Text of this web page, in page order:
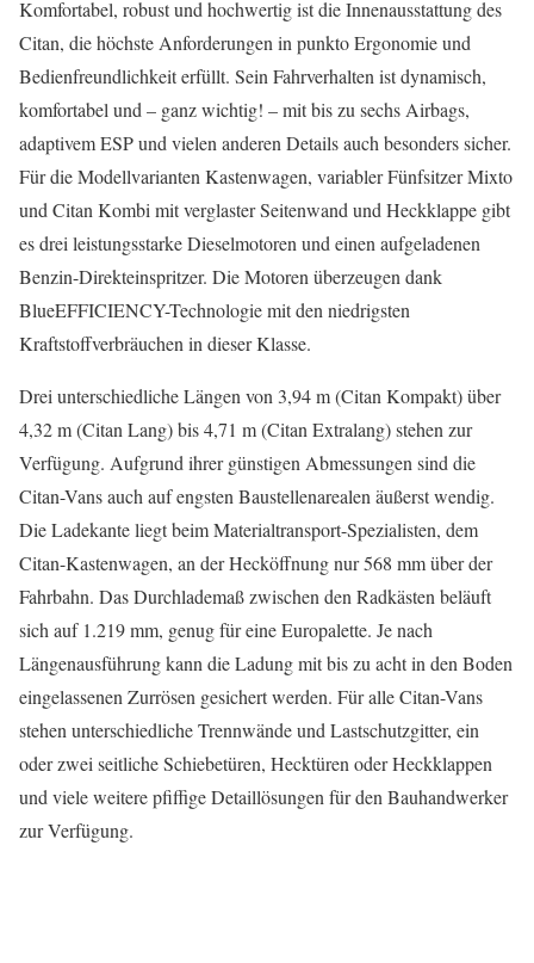
Komfortabel, robust und hochwertig ist die Innenausstattung des
Citan, die höchste Anforderungen in punkto Ergonomie und
Bedienfreund­lichkeit erfüllt. Sein Fahrverhalten ist dynamisch,
komfortabel und – ganz wichtig! – mit bis zu sechs Airbags,
adaptivem ESP und vielen anderen Details auch besonders sicher.
Für die Modellvarianten Kastenwagen, variabler Fünfsitzer Mixto
und Citan Kombi mit verglaster Seitenwand und Heckklappe gibt
es drei leistungsstarke Dieselmotoren und einen aufgeladenen
Benzin-Direkteinspritzer. Die Motoren überzeugen dank
BlueEFFICIENCY-Technologie mit den niedrigsten
Kraftstoffverbräuchen in dieser Klasse.
Drei unterschiedliche Längen von 3,94 m (Citan Kompakt) über
4,32 m (Citan Lang) bis 4,71 m (Citan Extralang) stehen zur
Verfügung. Aufgrund ihrer günstigen Abmessungen sind die
Citan-Vans auch auf engsten Baustellenarealen äußerst wendig.
Die Ladekante liegt beim Materialtransport-Spezialisten, dem
Citan-Kastenwagen, an der Hecköffnung nur 568 mm über der
Fahrbahn. Das Durchlademaß zwischen den Radkästen beläuft
sich auf 1.219 mm, genug für eine Europalette. Je nach
Längenausführung kann die Ladung mit bis zu acht in den Boden
eingelassenen Zurrösen gesichert werden. Für alle Citan-Vans
stehen unterschiedliche Trennwände und Lastschutzgitter, ein
oder zwei seitliche Schiebetüren, Hecktüren oder Heckklappen
und viele weitere pfiffige Detaillösungen für den Bauhandwerker
zur Verfügung.